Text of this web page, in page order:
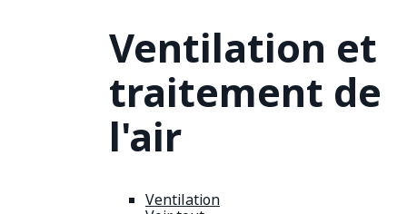
Ventilation et
traitement de
l'air
Ventilation